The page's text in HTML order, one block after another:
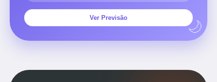
Ver Previsão